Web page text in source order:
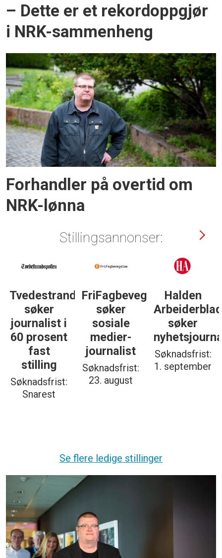
– Dette er et rekordoppgjør
i NRK-sammenheng
Forhandler på overtid om
NRK-lønna
Stillingsannonser:
Tvedestrandsposten
søker
journalist i
60 prosent
fast
stilling
Søknadsfrist:
Snarest
FriFagbevegelse
søker
sosiale
medier-
journalist
Søknadsfrist:
23. august
Halden
Arbeiderblad
søker
Søknadsfrist:
1. september
Se flere ledige stillinger